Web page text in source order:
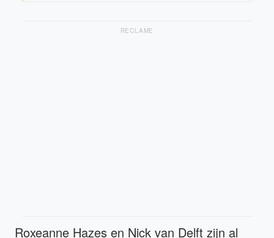
RECLAME
Roxeanne Hazes en Nick van Delft zijn al